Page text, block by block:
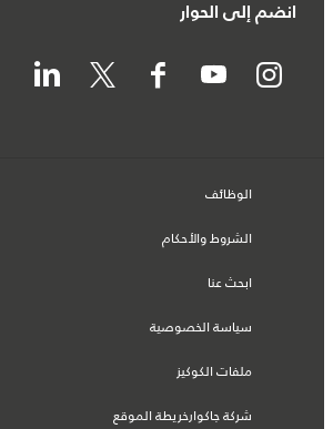
انضم إلى الحوار
الوظائف
الشروط والأحكام
ابحث عنا
سياسة الخصوصية
ملفات الكوكيز
شركة جاكوارخريطة الموقع